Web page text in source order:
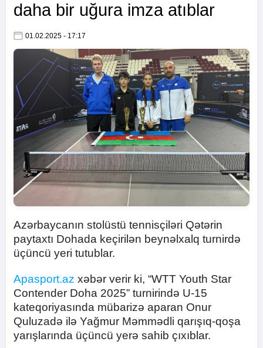
daha bir uğura imza atıblar
01.02.2025 - 17:17
Azərbaycanın stolüstü tennisçiləri Qətərin
paytaxtı Dohada keçirilən beynəlxalq turnirdə
üçüncü yeri tutublar.
Apasport.az xəbər verir ki, “WTT Youth Star
Contender Doha 2025” turnirində U-15
kateqoriyasında mübarizə aparan Onur
Quluzadə ilə Yağmur Məmmədli qarışıq-qoşa
yarışlarında üçüncü yerə sahib çıxıblar.